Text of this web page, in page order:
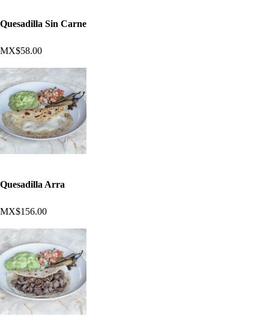
Quesadilla Sin Carne
MX$58.00
Quesadilla Arra
MX$156.00